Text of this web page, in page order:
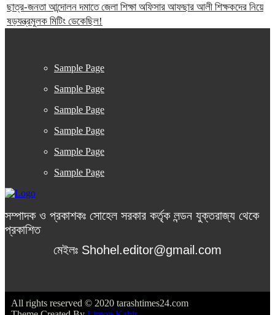
ছাত্র-জনতা আন্দোলন দমাতে জেলা শিক্ষা অফিসার আফছার আলী শিক্ষকদের নিয়ে
ষড়যন্ত্রমুলক মিটিং ডেকেছিল!
Sample Page
Sample Page
Sample Page
Sample Page
Sample Page
Sample Page
সম্পাদক ও প্রকাশকঃ সোহেল সরকার কর্তৃক লন্ডন যুক্তরাজ্য থেকে
প্রকাশিত
মেইলঃ Shohel.editor@gmail.com
All rights reserved © 2020 tarashtimes24.com